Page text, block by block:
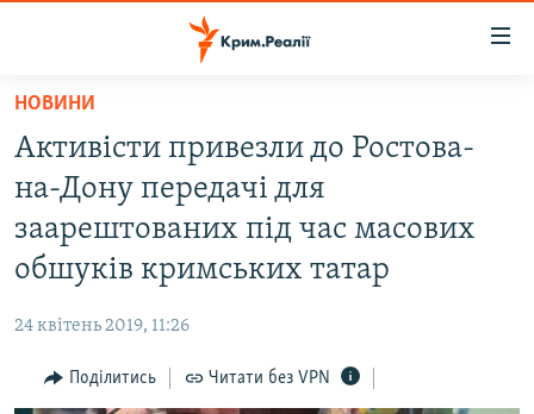
Перейти
основного
матеріалу
до
основної
Перейти
пошуку
ВІДЕО ТА ФОТО
ПОЛІТИКА
ІНТЕРВ'Ю
НОВИНИ
Активісти привезли до Ростова-
на-Дону передачі для
заарештованих під час масових
обшуків кримських татар
24 квітень 2019, 11:26
Поділитись Читати без VPN